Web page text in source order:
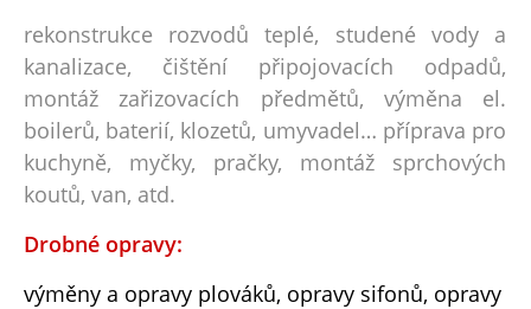
rekonstrukce rozvodů teplé, studené vody a
kanalizace, čištění připojovacích odpadů,
montáž zařizovacích předmětů, výměna el.
boilerů, baterií, klozetů, umyvadel… příprava pro
kuchyně, myčky, pračky, montáž sprchových
koutů, van, atd.
Drobné opravy:
výměny a opravy plováků, opravy sifonů, opravy